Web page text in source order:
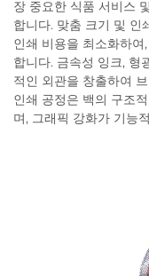
장 중요한 식품 서비스
합니다. 맞춤 크기 및 인
인쇄 비용을 최소화하
합니다. 금속성 잉크, 형
적인 외관을 창출하여
인쇄 공정은 백의 구조
며, 그래픽 강화가 기능